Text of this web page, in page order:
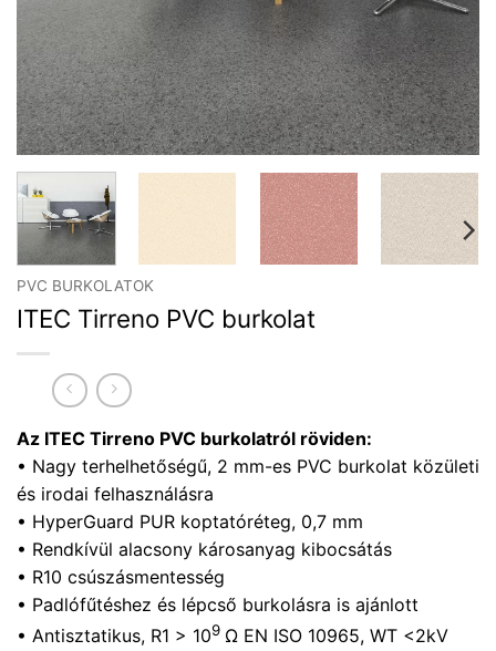
PVC BURKOLATOK
ITEC Tirreno PVC burkolat
Az ITEC Tirreno PVC burkolatról röviden:
• Nagy terhelhetőségű, 2 mm-es PVC burkolat közületi
és irodai felhasználásra
• HyperGuard PUR koptatóréteg, 0,7 mm
• Rendkívül alacsony károsanyag kibocsátás
• R10 csúszásmentesség
• Padlófűtéshez és lépcső burkolásra is ajánlott
• Antisztatikus, R1 > 109 Ω EN ISO 10965, WT <2kV